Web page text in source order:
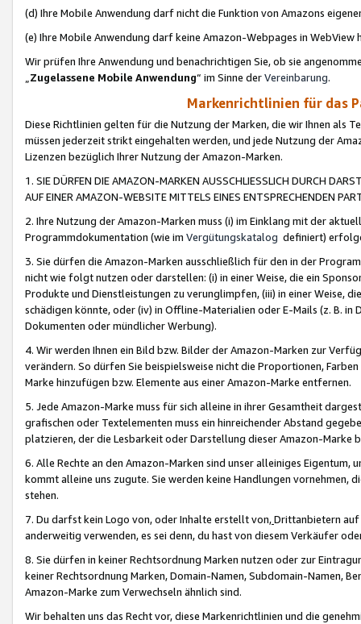
(d) Ihre Mobile Anwendung darf nicht die Funktion von Amazons
(e) Ihre Mobile Anwendung darf keine Amazon-Webpages in WebView
Wir prüfen Ihre Anwendung und benachrichtigen Sie, ob sie
„Zugelassene Mobile Anwendung“ im Sinne derVereinbarung.
Markenrichtlinien für das
Diese Richtlinien gelten für die Nutzung der Marken, die wir Ihnen als
müssen jederzeit strikt eingehalten werden, und jede Nutzung der
Lizenzen bezüglich Ihrer Nutzung der Amazon-Marken.
1. SIE DÜRFEN DIE AMAZON-MARKEN AUSSCHLIESSLICH DURCH
AUF EINER AMAZON-WEBSITE MITTELS EINES ENTSPRECHENDEN
2. Ihre Nutzung der Amazon-Marken muss (i) im Einklang mit der
Programmdokumentation (wie im Vergütungskatalog definiert)
3. Sie dürfen die Amazon-Marken ausschließlich für den in der
nicht wie folgt nutzen oder darstellen: (i) in einer Weise, die ein
Produkte und Dienstleistungen zu verunglimpfen, (iii) in einer Weise,
schädigen könnte, oder (iv) in Offline-Materialien oder E-Mails (z. B. in
Dokumenten oder mündlicher Werbung).
4. Wir werden Ihnen ein Bild bzw. Bilder der Amazon-Marken zur
verändern. So dürfen Sie beispielsweise nicht die Proportionen,
Marke hinzufügen bzw. Elemente aus einer Amazon-Marke entfernen.
5. Jede Amazon-Marke muss für sich alleine in ihrer Gesamtheit
grafischen oder Textelementen muss ein hinreichender Abstand
platzieren, der die Lesbarkeit oder Darstellung dieser Amazon-Marke
6. Alle Rechte an den Amazon-Marken sind unser alleiniges
kommt alleine uns zugute. Sie werden keine Handlungen vornehmen,
stehen.
7. Du darfst kein Logo von, oder Inhalte erstellt von,Drittanbietern auf
anderweitig verwenden, es sei denn, du hast von diesem Verkäufer
8. Sie dürfen in keiner Rechtsordnung Marken nutzen oder zur
keiner Rechtsordnung Marken, Domain-Namen, Subdomain-Namen,
Amazon-Marke zum Verwechseln ähnlich sind.
Wir behalten uns das Recht vor, diese Markenrichtlinien und die